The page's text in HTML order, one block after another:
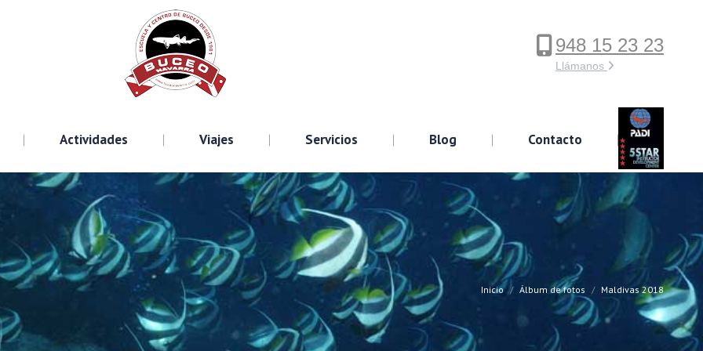
948 15 23 23
Llámanos
Actividades Viajes Servicios Blog Contacto
Inicio Álbum de fotos Maldivas 2018
Actividades Contacto